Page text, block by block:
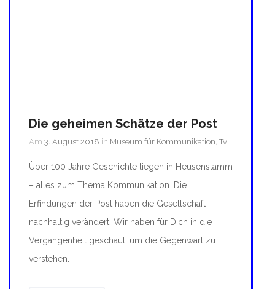
Die geheimen Schätze der Post
Am 3. August 2018 in Museum für Kommunikation ,Tv
Über 100 Jahre Geschichte liegen in Heusenstamm
– alles zum Thema Kommunikation. Die
Erfindungen der Post haben die Gesellschaft
nachhaltig verändert. Wir haben für Dich in die
Vergangenheit geschaut, um die Gegenwart zu
verstehen.